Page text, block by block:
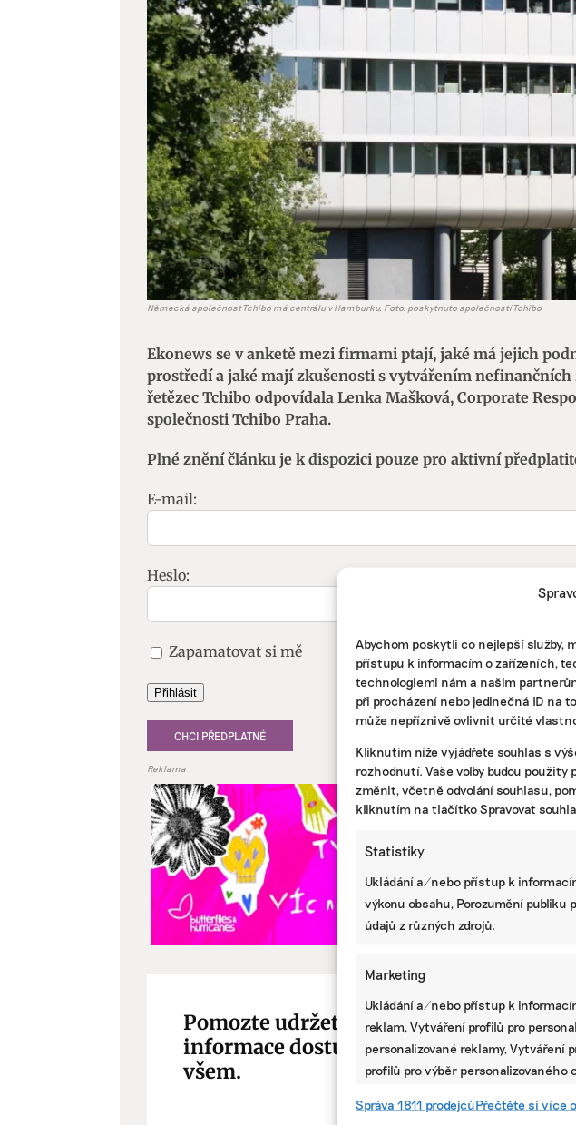
Abychom poskytli co nejlepší služby,
přístupu k informacím o zařízeních,
technologiemi nám a našim
při procházení nebo jedinečná ID na
může nepříznivě ovlivnit určité
Kliknutím níže vyjádřete souhlas s
rozhodnutí. Vaše volby budou použity
změnit, včetně odvolání souhlasu,
kliknutím na tlačítko Spravovat
Statistiky
Ukládání a/nebo přístup k
výkonu obsahu, Porozumění
údajů z různých zdrojů.
Marketing
Ukládání a/nebo přístup k
reklam, Vytváření profilů pro
personalizované reklamy, Vytváření
profilů pro výběr personalizovaného
Správa 1811 prodejcůPřečtěte si více
Německá společnost Tchibo má centrálu v Hamburku. Foto: poskytnuto společností Tchibo
Ekonews se v anketě mezi firmami ptají, jaké má jejich
prostředí a jaké mají zkušenosti s vytvářením nefinančních
řetězec Tchibo odpovídala Lenka Mašková, Corporate
společnosti Tchibo Praha.
Plné znění článku je k dispozici pouze pro aktivní
E-mail:
Heslo:
Zapamatovat si mě
Přihlásit
CHCI PŘEDPLATNÉ
Reklama
Pomozte udržet důležité
informace dostupné
všem.